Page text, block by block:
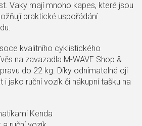
Vaky mají mnoho kapes, které jsou
praktické uspořádání
kvalitního cyklistického
na zavazadla M-WAVE Shop &
do 22 kg. Díky odnímatelné oji
i jako ruční vozík či nákupní tašku na
Kenda